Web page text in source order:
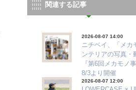
関連する記事
2026-08-07 14:00
ニチベイ、「メカ
ンテリアの写真・
『第6回メカモノ
8/3より開催
2026-08-07 12:00